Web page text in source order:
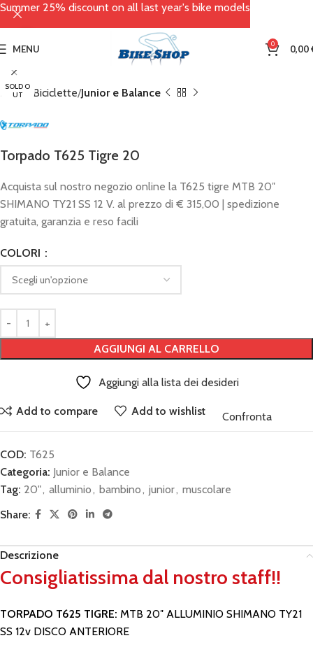
MENU 0 0,00
SOLD O
UT
Home Biciclette Junior e Balance
Torpado T625 Tigre 20
Acquista sul nostro negozio online la T625 tigre MTB 20″
SHIMANO TY21 SS 12 V. al prezzo di € 315,00 | spedizione
gratuita, garanzia e reso facili
COLORI
AGGIUNGI AL CARRELLO
Aggiungi alla lista dei desideri
Add to compare Add to wishlist Confronta
COD: T625
Categoria: Junior e Balance
Tag: 20", alluminio, bambino, junior, muscolare
Share:
Descrizione
Consigliatissima dal nostro staff!!
TORPADO T625 TIGRE: MTB 20″ ALLUMINIO SHIMANO TY21
SS 12v DISCO ANTERIORE
Summer 25% discount on all last year's bike models